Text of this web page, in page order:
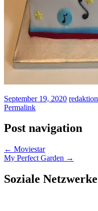
September 19, 2020 redaktion
Permalink
Post navigation
← Moviestar
My Perfect Garden →
Soziale Netzwerke